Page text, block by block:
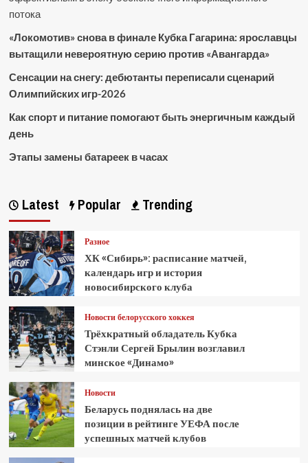
потока
«Локомотив» снова в финале Кубка Гагарина: ярославцы
вытащили невероятную серию против «Авангарда»
Сенсации на снегу: дебютанты переписали сценарий
Олимпийских игр-2026
Как спорт и питание помогают быть энергичным каждый
день
Этапы замены батареек в часах
Latest Popular Trending
Разное
ХК «Сибирь»: расписание матчей,
календарь игр и история
новосибирского клуба
Новости белорусского хоккея
Трёхкратный обладатель Кубка
Стэнли Сергей Брылин возглавил
минское «Динамо»
Новости
Беларусь поднялась на две
позиции в рейтинге УЕФА после
успешных матчей клубов